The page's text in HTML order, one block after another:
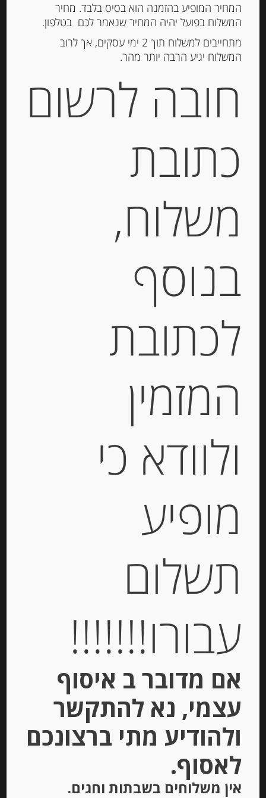
חומץ יין מיושן ארטיזן מס’ 8
MUSSINI
₪ 94.00
המלאי אזל
תיאור
ריזרבה דה פאלמיה מס’ 8
מידע נוסף
-
מחיר ל 100 גרם: 19.60 ש"ח
יחידות
הוספה לסל
המחיר המופיע בהזמנה הוא בסיס בלבד. מחיר
המשלוח בפועל יהיה המחיר שנאמר לכם בטלפון.
מתחייבים למשלוח תוך 2 ימי עסקים, אך לרוב
המשלוח יגיע הרבה יותר מהר.
חובה לרשום
כתובת
משלוח,
בנוסף
לכתובת
המזמין
ולוודא כי
מופיע
תשלום
עבורו!!!!!!!
אם מדובר ב איסוף
עצמי, נא להתקשר
ולהודיע מתי ברצונכם
לאסוף.
אין משלוחים בשבתות וחגים.